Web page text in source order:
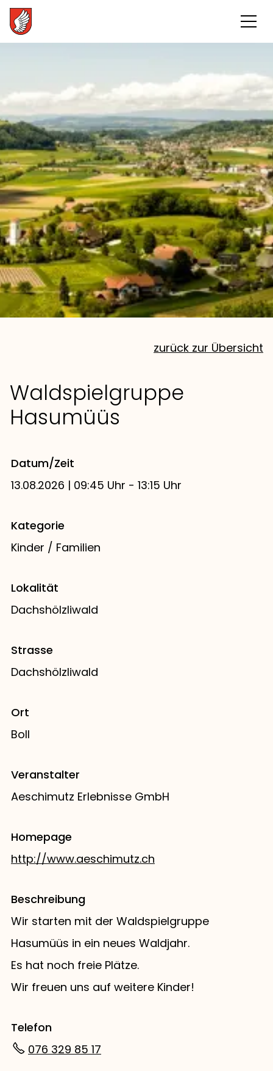
zurück zur Übersicht
Waldspielgruppe
Hasumüüs
Datum/Zeit
13.08.2026 | 09:45 Uhr - 13:15 Uhr
Kategorie
Kinder / Familien
Lokalität
Dachshölzliwald
Strasse
Dachshölzliwald
Ort
Boll
Veranstalter
Aeschimutz Erlebnisse GmbH
Homepage
http://www.aeschimutz.ch
Beschreibung
Wir starten mit der Waldspielgruppe
Hasumüüs in ein neues Waldjahr.
Es hat noch freie Plätze.
Wir freuen uns auf weitere Kinder!
Telefon
076 329 85 17